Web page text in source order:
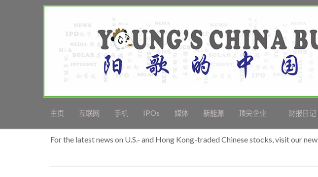
主页 互联网 手机 IPOs 媒体 新能源 顶尖企业 财报日记
For the latest news on U.S.- and Hong Kong-traded Chinese stocks, visit our new